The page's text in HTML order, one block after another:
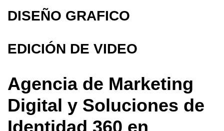
DISEÑO GRAFICO
EDICIÓN DE VIDEO
Agencia de Marketing
Digital y Soluciones de
Identidad 360 en